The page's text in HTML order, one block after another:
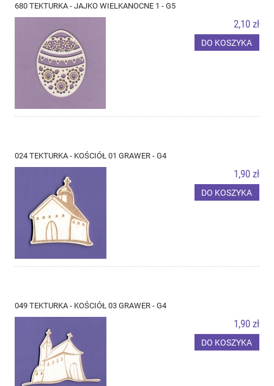
680 TEKTURKA - JAJKO WIELKANOCNE 1 - G5
2,10 zł
DO KOSZYKA
024 TEKTURKA - KOŚCIÓŁ 01 GRAWER - G4
1,90 zł
DO KOSZYKA
049 TEKTURKA - KOŚCIÓŁ 03 GRAWER - G4
1,90 zł
DO KOSZYKA